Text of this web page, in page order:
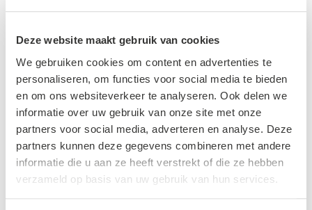
Deze website maakt gebruik van cookies
We gebruiken cookies om content en advertenties te
personaliseren, om functies voor social media te bieden
en om ons websiteverkeer te analyseren. Ook delen we
informatie over uw gebruik van onze site met onze
partners voor social media, adverteren en analyse. Deze
partners kunnen deze gegevens combineren met andere
informatie die u aan ze heeft verstrekt of die ze hebben
verzameld op basis van uw gebruik van hun services.
Fanta Cassis NL Blik 24x33cl
24 x 33cl € 15,75
Premium Low Calorie Ice-Tea
Peach Postmix 5L
5L € 46,99